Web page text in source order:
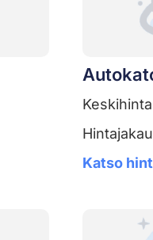
Katso